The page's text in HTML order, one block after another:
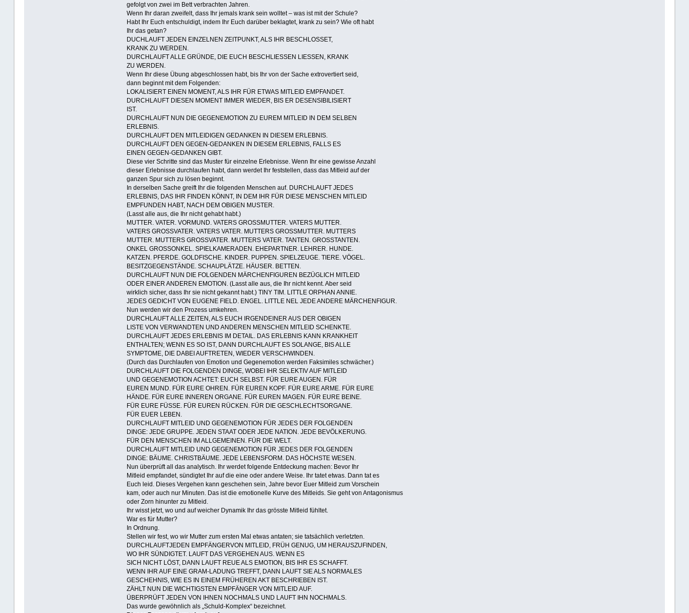
gefolgt von zwei im Bett verbrachten Jahren.
Wenn Ihr daran zweifelt, dass Ihr jemals krank sein wolltet – was ist mit der Schule?
Habt Ihr Euch entschuldigt, indem Ihr Euch darüber beklagtet, krank zu sein? Wie oft habt
Ihr das getan?
DUCHLAUFT JEDEN EINZELNEN ZEITPUNKT, ALS IHR BESCHLOSSET,
KRANK ZU WERDEN.
DURCHLAUFT ALLE GRÜNDE, DIE EUCH BESCHLIESSEN LIESSEN, KRANK
ZU WERDEN.
Wenn Ihr diese Übung abgeschlossen habt, bis Ihr von der Sache extrovertiert seid,
dann beginnt mit dem Folgenden:
LOKALISIERT EINEN MOMENT, ALS IHR FÜR ETWAS MITLEID EMPFANDET.
DURCHLAUFT DIESEN MOMENT IMMER WIEDER, BIS ER DESENSIBILISIERT
IST.
DURCHLAUFT NUN DIE GEGENEMOTION ZU EUREM MITLEID IN DEM SELBEN
ERLEBNIS.
DURCHLAUFT DEN MITLEIDIGEN GEDANKEN IN DIESEM ERLEBNIS.
DURCHLAUFT DEN GEGEN-GEDANKEN IN DIESEM ERLEBNIS, FALLS ES
EINEN GEGEN-GEDANKEN GIBT.
Diese vier Schritte sind das Muster für einzelne Erlebnisse. Wenn Ihr eine gewisse Anzahl
dieser Erlebnisse durchlaufen habt, dann werdet Ihr feststellen, dass das Mitleid auf der
ganzen Spur sich zu lösen beginnt.
In derselben Sache greift Ihr die folgenden Menschen auf. DURCHLAUFT JEDES
ERLEBNIS, DAS IHR FINDEN KÖNNT, IN DEM IHR FÜR DIESE MENSCHEN MITLEID
EMPFUNDEN HABT, NACH DEM OBIGEN MUSTER.
(Lasst alle aus, die Ihr nicht gehabt habt.)
MUTTER. VATER. VORMUND. VATERS GROSSMUTTER. VATERS MUTTER.
VATERS GROSSVATER. VATERS VATER. MUTTERS GROSSMUTTER. MUTTERS
MUTTER. MUTTERS GROSSVATER. MUTTERS VATER. TANTEN. GROSSTANTEN.
ONKEL GROSSONKEL. SPIELKAMERADEN. EHEPARTNER. LEHRER. HUNDE.
KATZEN. PFERDE. GOLDFISCHE. KINDER. PUPPEN. SPIELZEUGE. TIERE. VÖGEL.
BESITZGEGENSTÄNDE. SCHAUPLÄTZE. HÄUSER. BETTEN.
DURCHLAUFT NUN DIE FOLGENDEN MÄRCHENFIGUREN BEZÜGLICH MITLEID
ODER EINER ANDEREN EMOTION. (Lasst alle aus, die Ihr nicht kennt. Aber seid
wirklich sicher, dass Ihr sie nicht gekannt habt.) TINY TIM. LITTLE ORPHAN ANNIE.
JEDES GEDICHT VON EUGENE FIELD. ENGEL. LITTLE NEL JEDE ANDERE MÄRCHENFIGUR.
Nun werden wir den Prozess umkehren.
DURCHLAUFT ALLE ZEITEN, ALS EUCH IRGENDEINER AUS DER OBIGEN
LISTE VON VERWANDTEN UND ANDEREN MENSCHEN MITLEID SCHENKTE.
DURCHLAUFT JEDES ERLEBNIS IM DETAIL. DAS ERLEBNIS KANN KRANKHEIT
ENTHALTEN; WENN ES SO IST, DANN DURCHLAUFT ES SOLANGE, BIS ALLE
SYMPTOME, DIE DABEI AUFTRETEN, WIEDER VERSCHWINDEN.
(Durch das Durchlaufen von Emotion und Gegenemotion werden Faksimiles schwächer.)
DURCHLAUFT DIE FOLGENDEN DINGE, WOBEI IHR SELEKTIV AUF MITLEID
UND GEGENEMOTION ACHTET: EUCH SELBST. FÜR EURE AUGEN. FÜR
EUREN MUND. FÜR EURE OHREN. FÜR EUREN KOPF. FÜR EURE ARME. FÜR EURE
HÄNDE. FÜR EURE INNEREN ORGANE. FÜR EUREN MAGEN. FÜR EURE BEINE.
FÜR EURE FÜSSE. FÜR EUREN RÜCKEN. FÜR DIE GESCHLECHTSORGANE.
FÜR EUER LEBEN.
DURCHLAUFT MITLEID UND GEGENEMOTION FÜR JEDES DER FOLGENDEN
DINGE: JEDE GRUPPE. JEDEN STAAT ODER JEDE NATION. JEDE BEVÖLKERUNG.
FÜR DEN MENSCHEN IM ALLGEMEINEN. FÜR DIE WELT.
DURCHLAUFT MITLEID UND GEGENEMOTION FÜR JEDES DER FOLGENDEN
DINGE: BÄUME. CHRISTBÄUME. JEDE LEBENSFORM. DAS HÖCHSTE WESEN.
Nun überprüft all das analytisch. Ihr werdet folgende Entdeckung machen: Bevor Ihr
Mitleid empfandet, sündigtet Ihr auf die eine oder andere Weise. Ihr tatet etwas. Dann tat es
Euch leid. Dieses Vergehen kann geschehen sein, Jahre bevor Euer Mitleid zum Vorschein
kam, oder auch nur Minuten. Das ist die emotionelle Kurve des Mitleids. Sie geht von Antagonismus
oder Zorn hinunter zu Mitleid.
Ihr wisst jetzt, wo und auf weicher Dynamik Ihr das grösste Mitleid fühltet.
War es für Mutter?
In Ordnung.
Stellen wir fest, wo wir Mutter zum ersten Mal etwas antaten; sie tatsächlich verletzten.
DURCHLAUFTJEDEN EMPFÄNGERVON MITLEID, FRÜH GENUG, UM HERAUSZUFINDEN,
WO IHR SÜNDIGTET. LAUFT DAS VERGEHEN AUS. WENN ES
SICH NICHT LÖST, DANN LAUFT REUE ALS EMOTION, BIS IHR ES SCHAFFT.
WENN IHR AUF EINE GRAM-LADUNG TREFFT, DANN LAUFT SIE ALS NORMALES
GESCHEHNIS, WIE ES IN EINEM FRÜHEREN AKT BESCHRIEBEN IST.
ZÄHLT NUN DIE WICHTIGSTEN EMPFÄNGER VON MITLEID AUF.
ÜBERPRÜFT JEDEN VON IHNEN NOCHMALS UND LAUFT IHN NOCHMALS.
Das wurde gewöhnlich als „Schuld-Komplex“ bezeichnet.